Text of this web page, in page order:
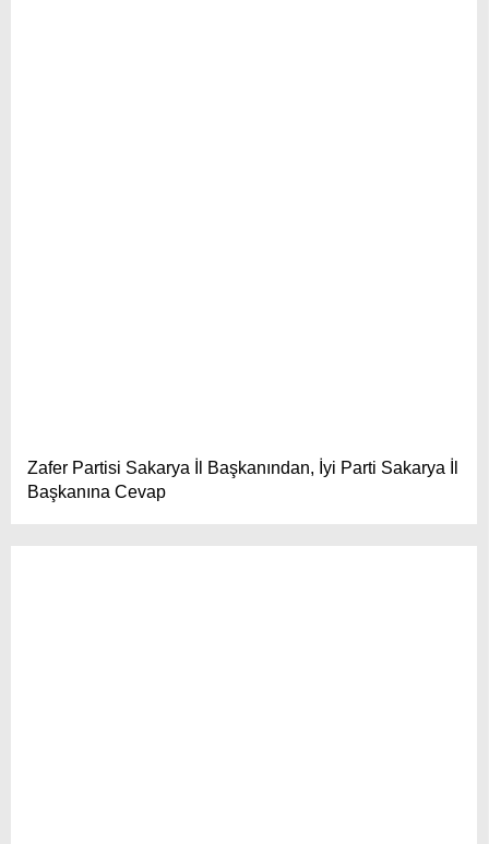
Zafer Partisi Sakarya İl Başkanından, İyi Parti Sakarya İl
Başkanına Cevap